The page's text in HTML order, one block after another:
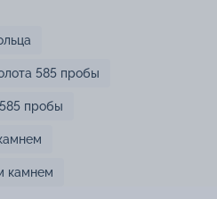
585 пробы
пробы
камнем